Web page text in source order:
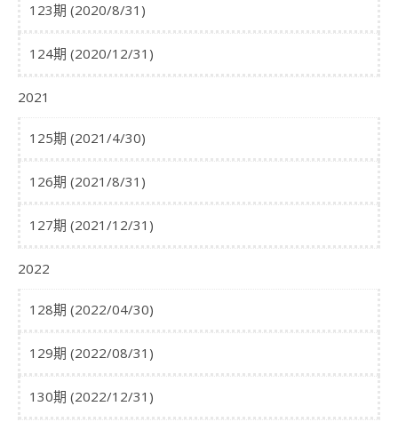
123期 (2020/8/31)
124期 (2020/12/31)
2021
125期 (2021/4/30)
126期 (2021/8/31)
127期 (2021/12/31)
2022
128期 (2022/04/30)
129期 (2022/08/31)
130期 (2022/12/31)